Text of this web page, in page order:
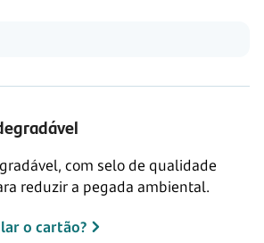
com selo de qualidade
reduzir a pegada ambiental.
o cartão?